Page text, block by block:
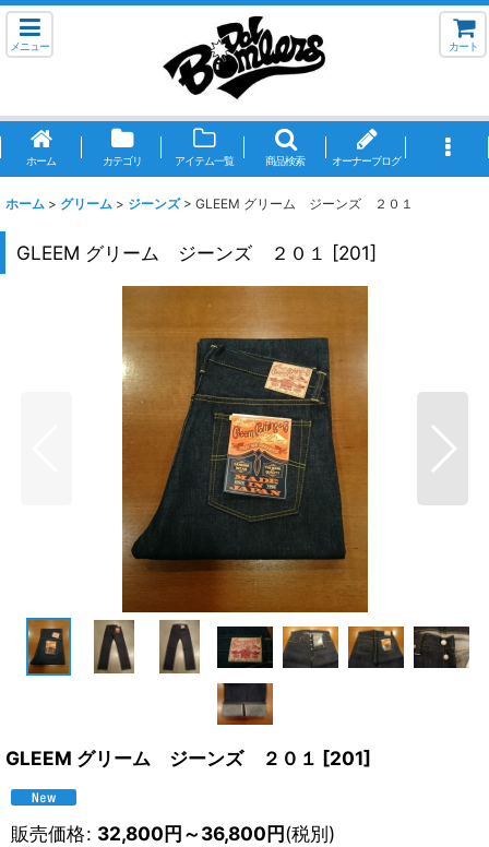
メニュー カート
ホーム カテゴリ アイテム一覧 商品検索 オーナーブログ
ホーム > グリーム > ジーンズ > GLEEM グリーム ジーンズ ２０１
GLEEM グリーム ジーンズ ２０１ [201]
GLEEM グリーム ジーンズ ２０１ [201]
販売価格: 32,800円～36,800円(税別)